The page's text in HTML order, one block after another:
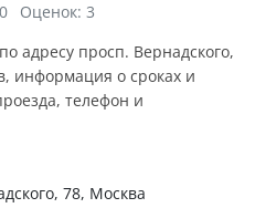
Оценок: 3
адресу просп. Вернадского,
информация о сроках и
телефон и
78, Москва